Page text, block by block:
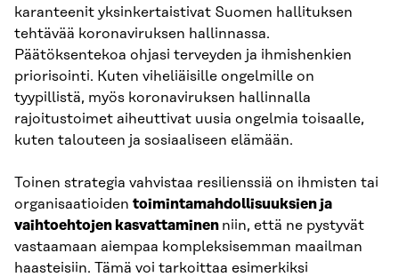
karanteenit yksinkertaistivat Suomen hallituksen
tehtävää koronaviruksen hallinnassa.
Päätöksentekoa ohjasi terveyden ja ihmishenkien
priorisointi. Kuten viheliäisille ongelmille on
tyypillistä, myös koronaviruksen hallinnalla
rajoitustoimet aiheuttivat uusia ongelmia toisaalle,
kuten talouteen ja sosiaaliseen elämään.
Toinen strategia vahvistaa resilienssiä on ihmisten tai
organisaatioiden toimintamahdollisuuksien ja
vaihtoehtojen kasvattaminen niin, että ne pystyvät
vastaamaan aiempaa kompleksisemman maailman
haasteisiin. Tämä voi tarkoittaa esimerkiksi